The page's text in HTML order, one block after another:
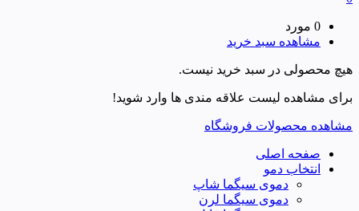
0 مورد
مشاهده سبد خرید
هیچ محصولی در سبد خرید نیست.
برای مشاهده لیست علاقه مندی ها وارد شوید!
مشاهده محصولات فروشگاه
صفحه اصلی
انتخاب دمو
دموی سیگما شاپ
دموی سیگما لرن